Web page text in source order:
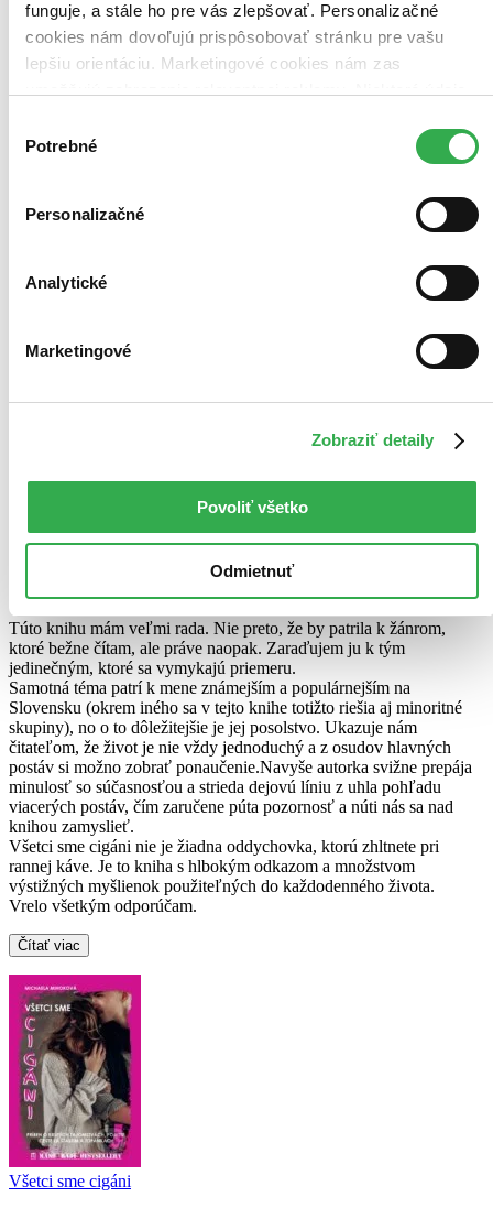
funguje, a stále ho pre vás zlepšovať. Personalizačné
cookies nám dovoľujú prispôsobovať stránku pre vašu
lepšiu orientáciu. Marketingové cookies nám zas
keby sme mohli používať všetky tieto cookies. Ďakujeme!
súhlasu
Potrebné
Personalizačné
Analytické
Marketingové
Zobraziť detaily
Povoliť všetko
Odmietnuť
Krásky,
Marianna Bučányovánapísala recenziu
Túto knihu mám veľmi rada. Nie preto, že by patrila k žánrom,
ktoré bežne čítam, ale práve naopak. Zaraďujem ju k tým
jedinečným, ktoré sa vymykajú priemeru.
Samotná téma patrí k mene známejším a populárnejším na
Slovensku (okrem iného sa v tejto knihe totižto riešia aj minoritné
skupiny), no o to dôležitejšie je jej posolstvo. Ukazuje nám
čitateľom, že život je nie vždy jednoduchý a z osudov hlavných
postáv si možno zobrať ponaučenie.Navyše autorka svižne prepája
minulosť so súčasnosťou a strieda dejovú líniu z uhla pohľadu
viacerých postáv, čím zaručene púta pozornosť a núti nás sa nad
knihou zamyslieť.
Všetci sme cigáni nie je žiadna oddychovka, ktorú zhltnete pri
rannej káve. Je to kniha s hlbokým odkazom a množstvom
výstižných myšlienok použiteľných do každodenného života.
Vrelo všetkým odporúčam.
Čítať viac
Všetci sme cigáni